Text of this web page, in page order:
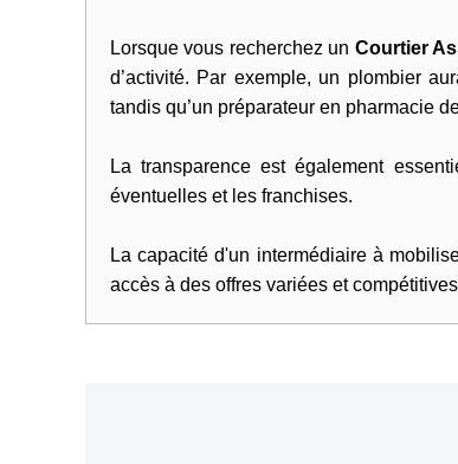
Lorsque vous recherchez un Courtier
d’activité. Par exemple, un plombier
tandis qu’un préparateur en pharmacie
La transparence est également
éventuelles et les franchises.
La capacité d'un intermédiaire à
accès à des offres variées et